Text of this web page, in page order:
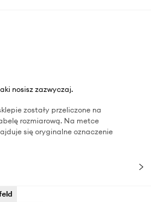
nosisz zazwyczaj.
zostały przeliczone na
rozmiarową. Na metce
się oryginalne oznaczenie